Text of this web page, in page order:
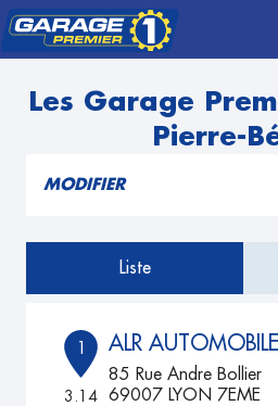
Les Garage
Pierre-
MODIFIER
Liste
1
3.14
ALR
85 Rue Andre Bollier
69007 LYON 7EME